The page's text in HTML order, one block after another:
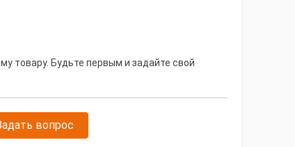
товару. Будьте первым и задайте свой
вопрос